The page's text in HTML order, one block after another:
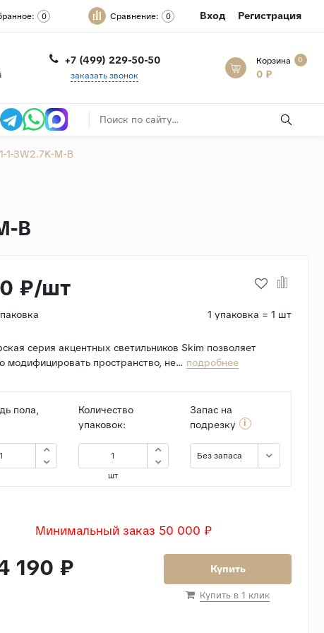
0 Сравнение: 0 Вход Регистрация
+7 (499) 229-50-50
заказать звонок
Корзина 0
0 ₽
1-3W2.7K-M-B
B
₽/шт
1 упаковка = 1 шт
серия акцентных светильников Skim позволяет
модифицировать пространство, не... подробнее
пола,
Количество
упаковок:
шт
Запас на
подрезку
i
Без запаса
Минимальный заказ 50 000 ₽
190 ₽ Купить
Купить в 1 клик